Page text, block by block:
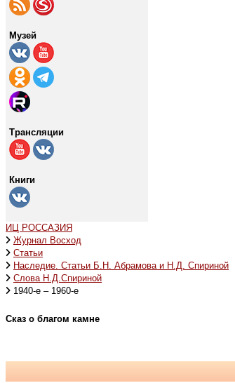
Музей
Трансляции
Книги
ИЦ РОССАЗИЯ
Журнал Восход
Статьи
Наследие. Статьи Б.Н. Абрамова и Н.Д. Спириной
Слова Н.Д.Спириной
1940-е – 1960-е
Сказ о благом камне